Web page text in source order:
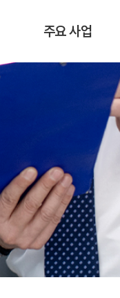
주요 사업